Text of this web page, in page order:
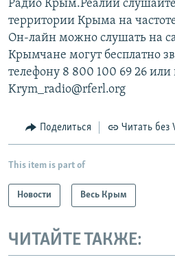
Радио Крым.Реалии слушайте
территории Крыма на
Он-лайн можно слушать на
Крымчане могут бесплатно
телефону 8 800 100 69 26 или
Krym_radio@rferl.org
Поделиться Читать без
This item is part of
Новости Весь Крым
ЧИТАЙТЕ ТАКЖЕ: